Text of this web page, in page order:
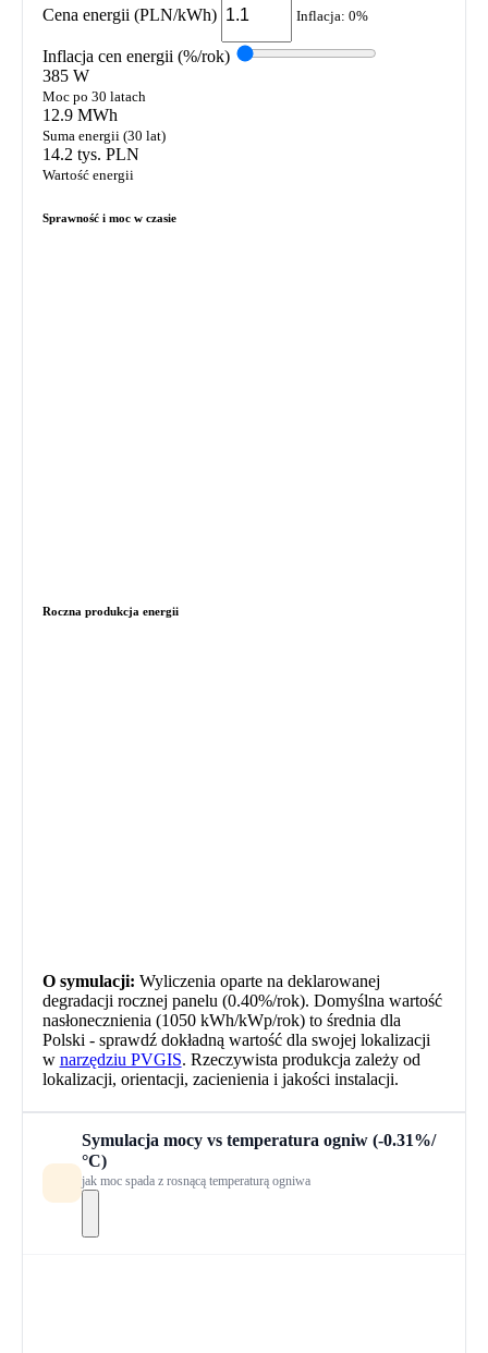
Cena energii (PLN/kWh) Inflacja: 0%
Inflacja cen energii (%/rok)
385 W
Moc po 30 latach
12.9 MWh
Suma energii (30 lat)
14.2 tys. PLN
Wartość energii
Sprawność i moc w czasie
Roczna produkcja energii
O symulacji: Wyliczenia oparte na deklarowanej
degradacji rocznej panelu (0.40%/rok). Domyślna wartość
nasłonecznienia (1050 kWh/kWp/rok) to średnia dla
Polski - sprawdź dokładną wartość dla swojej lokalizacji
w narzędziu PVGIS. Rzeczywista produkcja zależy od
lokalizacji, orientacji, zacienienia i jakości instalacji.
Symulacja mocy vs temperatura ogniw (-0.31%/
°C)
jak moc spada z rosnącą temperaturą ogniwa